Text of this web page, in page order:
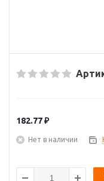
182.77₽
Нет в наличии